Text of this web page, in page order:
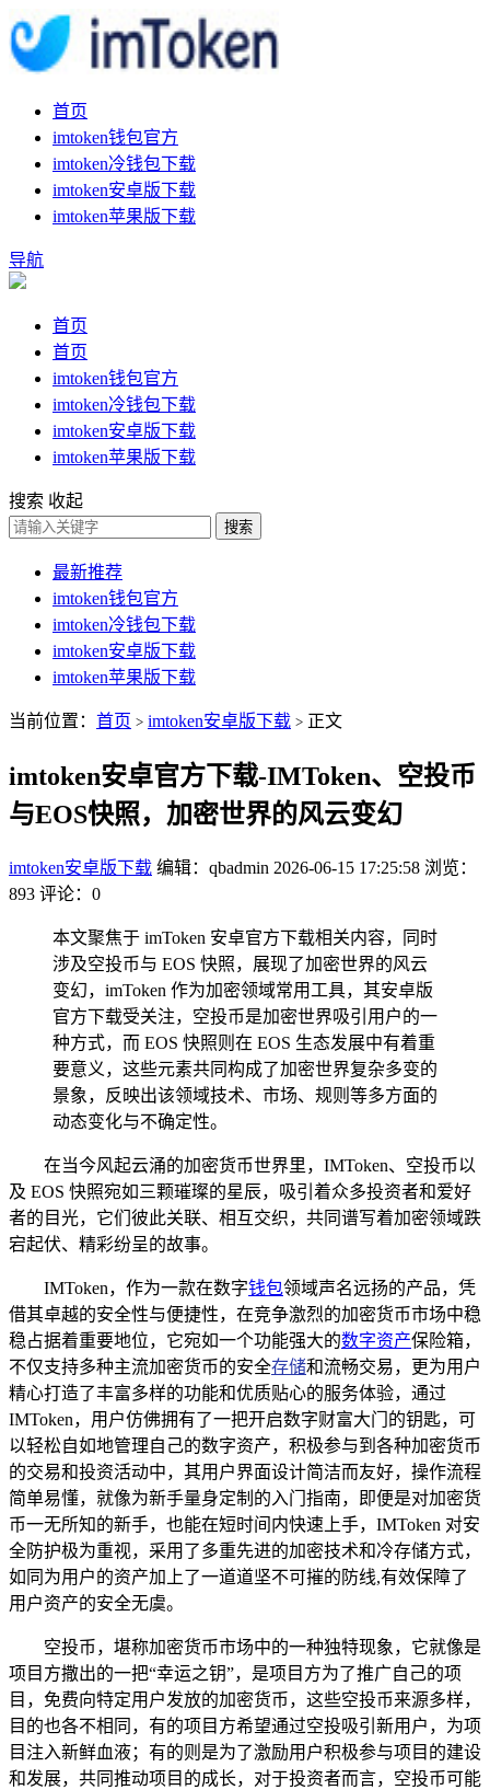
首页
imtoken钱包官方
imtoken冷钱包下载
imtoken安卓版下载
imtoken苹果版下载
导航
首页
首页
imtoken钱包官方
imtoken冷钱包下载
imtoken安卓版下载
imtoken苹果版下载
搜索 收起
搜索
最新推荐
imtoken钱包官方
imtoken冷钱包下载
imtoken安卓版下载
imtoken苹果版下载
当前位置： 首页 > imtoken安卓版下载 > 正文
imtoken安卓官方下载-IMToken、空投币
与EOS快照，加密世界的风云变幻
imtoken安卓版下载 编辑：qbadmin 2026-06-15 17:25:58 浏览：
893 评论：0
本文聚焦于 imToken 安卓官方下载相关内容，同时
涉及空投币与 EOS 快照，展现了加密世界的风云
变幻，imToken 作为加密领域常用工具，其安卓版
官方下载受关注，空投币是加密世界吸引用户的一
种方式，而 EOS 快照则在 EOS 生态发展中有着重
要意义，这些元素共同构成了加密世界复杂多变的
景象，反映出该领域技术、市场、规则等多方面的
动态变化与不确定性。
在当今风起云涌的加密货币世界里，IMToken、空投币以
及 EOS 快照宛如三颗璀璨的星辰，吸引着众多投资者和爱好
者的目光，它们彼此关联、相互交织，共同谱写着加密领域跌
宕起伏、精彩纷呈的故事。
IMToken，作为一款在数字钱包领域声名远扬的产品，凭
借其卓越的安全性与便捷性，在竞争激烈的加密货币市场中稳
稳占据着重要地位，它宛如一个功能强大的数字资产保险箱，
不仅支持多种主流加密货币的安全存储和流畅交易，更为用户
精心打造了丰富多样的功能和优质贴心的服务体验，通过
IMToken，用户仿佛拥有了一把开启数字财富大门的钥匙，可
以轻松自如地管理自己的数字资产，积极参与到各种加密货币
的交易和投资活动中，其用户界面设计简洁而友好，操作流程
简单易懂，就像为新手量身定制的入门指南，即便是对加密货
币一无所知的新手，也能在短时间内快速上手，IMToken 对安
全防护极为重视，采用了多重先进的加密技术和冷存储方式，
如同为用户的资产加上了一道道坚不可摧的防线,有效保障了
用户资产的安全无虞。
空投币，堪称加密货币市场中的一种独特现象，它就像是
项目方撒出的一把“幸运之钥”，是项目方为了推广自己的项
目，免费向特定用户发放的加密货币，这些空投币来源多样，
目的也各不相同，有的项目方希望通过空投吸引新用户，为项
目注入新鲜血液；有的则是为了激励用户积极参与项目的建设
和发展，共同推动项目的成长，对于投资者而言，空投币可能